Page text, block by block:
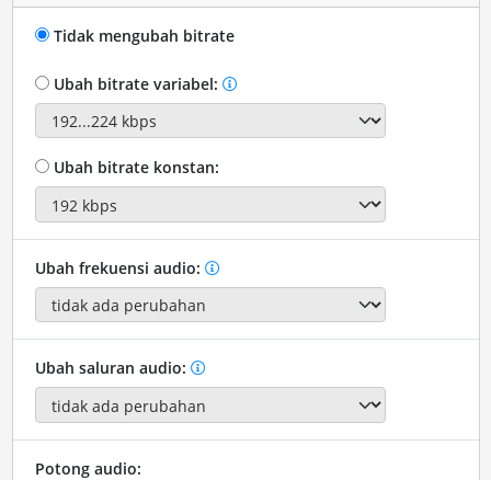
Tidak mengubah bitrate
Ubah bitrate variabel:
Ubah bitrate konstan:
Ubah frekuensi audio:
Ubah saluran audio:
Potong audio: